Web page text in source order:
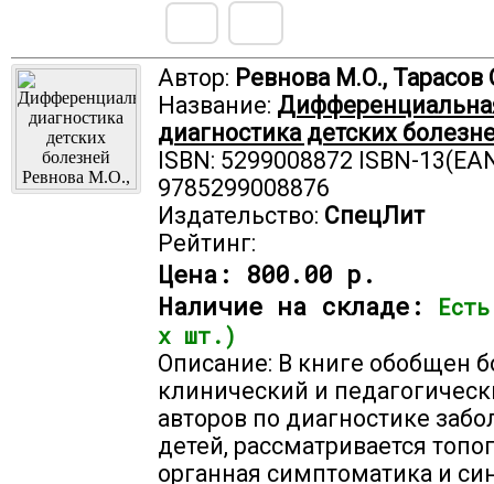
Автор: Ревнова М.О., Тарасов
Название:
диагностика детских
ISBN: 5299008872 ISBN-
9785299008876
Издательство: СпецЛит
Рейтинг:
Цена: 800.00 р.
Наличие на складе:
х шт.)
Описание: В книге обобщен
клинический и
авторов по диагностике
детей, рассматривается
органная симптоматика и